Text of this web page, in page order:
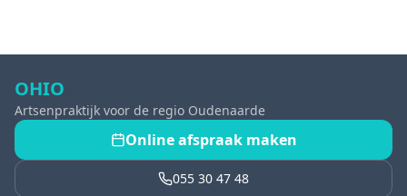
OHIO
Artsenpraktijk voor de regio Oudenaarde
Online afspraak maken
055 30 47 48